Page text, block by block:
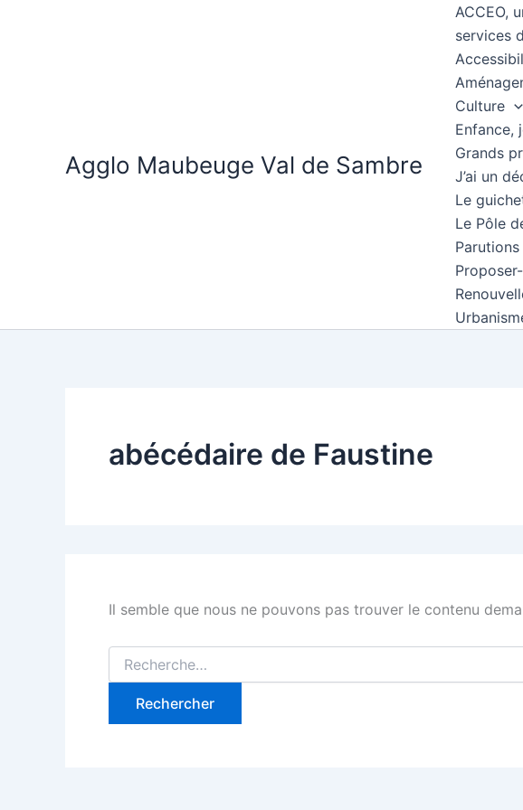
Agglo Maubeuge Val de Sambre
ACCEO,
services
Culture
Enfance,
Grands
J’ai un
Le
Le Pôle
Parutions
abécédaire de Faustine
Il semble que nous ne pouvons pas trouver le contenu
Rechercher :